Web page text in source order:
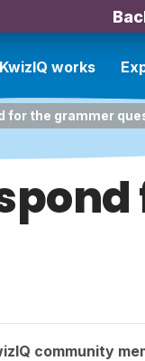
works
for the grammer
community